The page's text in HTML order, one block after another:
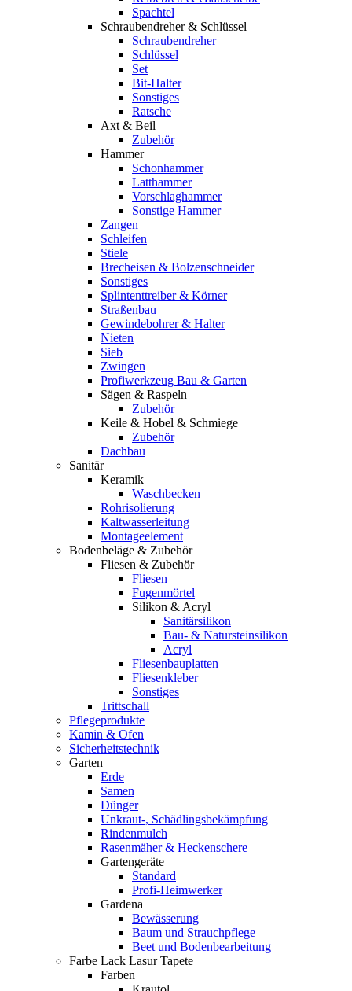
Spachtel
Schraubendreher & Schlüssel
Schraubendreher
Schlüssel
Set
Bit-Halter
Sonstiges
Ratsche
Axt & Beil
Zubehör
Hammer
Schonhammer
Latthammer
Vorschlaghammer
Sonstige Hammer
Zangen
Schleifen
Stiele
Brecheisen & Bolzenschneider
Sonstiges
Splintenttreiber & Körner
Straßenbau
Gewindebohrer & Halter
Nieten
Sieb
Zwingen
Profiwerkzeug Bau & Garten
Sägen & Raspeln
Zubehör
Keile & Hobel & Schmiege
Zubehör
Dachbau
Sanitär
Keramik
Waschbecken
Rohrisolierung
Kaltwasserleitung
Montageelement
Bodenbeläge & Zubehör
Fliesen & Zubehör
Fliesen
Fugenmörtel
Silikon & Acryl
Sanitärsilikon
Bau- & Natursteinsilikon
Acryl
Fliesenbauplatten
Fliesenkleber
Sonstiges
Trittschall
Pflegeprodukte
Kamin & Ofen
Sicherheitstechnik
Garten
Erde
Samen
Dünger
Unkraut-, Schädlingsbekämpfung
Rindenmulch
Rasenmäher & Heckenschere
Gartengeräte
Standard
Profi-Heimwerker
Gardena
Bewässerung
Baum und Strauchpflege
Beet und Bodenbearbeitung
Farbe Lack Lasur Tapete
Farben